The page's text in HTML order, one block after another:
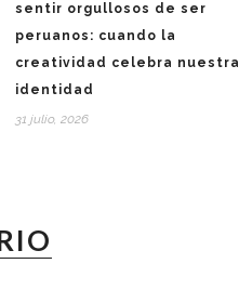
sentir orgullosos de ser
peruanos: cuando la
creatividad celebra nuestra
identidad
31 julio, 2026